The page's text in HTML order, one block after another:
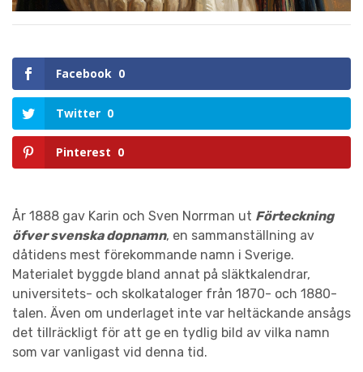
Facebook 0
Twitter 0
Pinterest 0
År 1888 gav Karin och Sven Norrman ut Förteckning
öfver svenska dopnamn, en sammanställning av
dåtidens mest förekommande namn i Sverige.
Materialet byggde bland annat på släktkalendrar,
universitets- och skol­kataloger från 1870- och 1880-
talen. Även om underlaget inte var heltäckande ansågs
det tillräckligt för att ge en tydlig bild av vilka namn
som var vanligast vid denna tid.